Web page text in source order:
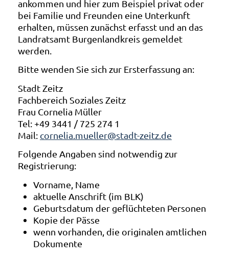
ankommen und hier zum Beispiel privat oder
bei Familie und Freunden eine Unterkunft
erhalten, müssen zunächst erfasst und an das
Landratsamt Burgenlandkreis gemeldet
werden.
Bitte wenden Sie sich zur Ersterfassung an:
Stadt Zeitz
Fachbereich Soziales Zeitz
Frau Cornelia Müller
Tel: +49 3441 / 725 274 1
Mail: cornelia.mueller@stadt-zeitz.de
Folgende Angaben sind notwendig zur
Registrierung:
Vorname, Name
aktuelle Anschrift (im BLK)
Geburtsdatum der geflüchteten Personen
Kopie der Pässe
wenn vorhanden, die originalen amtlichen
Dokumente